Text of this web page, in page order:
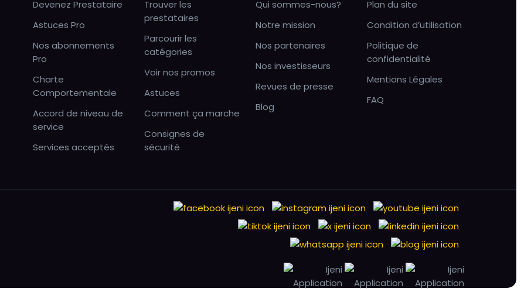
Devenez Prestataire
Astuces Pro
Nos abonnements
Pro
Charte
Comportementale
Accord de niveau de
service
Services acceptés
Trouver les
prestataires
Parcourir les
catégories
Voir nos promos
Astuces
Comment ça marche
Consignes de
sécurité
Qui sommes-nous?
Notre mission
Nos partenaires
Nos investisseurs
Revues de presse
Blog
Plan du site
Condition d’utilisation
Politique de
confidentialité
Mentions Légales
FAQ